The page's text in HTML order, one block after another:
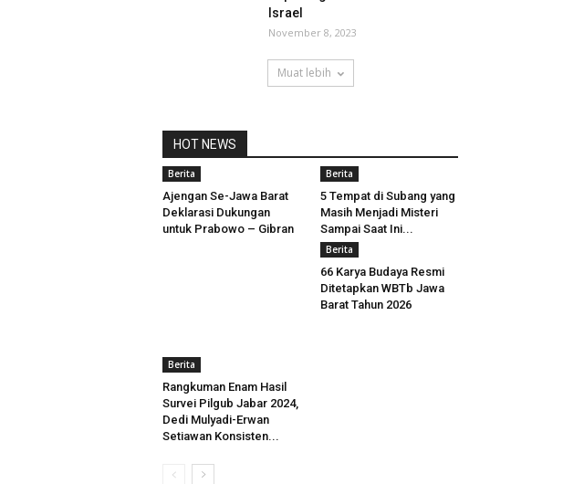
Israel
November 8, 2023
Muat lebih
HOT NEWS
Berita
Ajengan Se-Jawa Barat
Deklarasi Dukungan
untuk Prabowo – Gibran
Berita
5 Tempat di Subang yang
Masih Menjadi Misteri
Sampai Saat Ini...
Berita
Rangkuman Enam Hasil
Survei Pilgub Jabar 2024,
Dedi Mulyadi-Erwan
Setiawan Konsisten...
Berita
66 Karya Budaya Resmi
Ditetapkan WBTb Jawa
Barat Tahun 2026